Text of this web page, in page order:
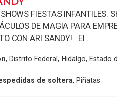
FIESTAS INFANTILES.
DE MAGIA PARA
CON ARI SANDY! El ...
, Distrito Federal, Hidalgo, Estado
de soltera, Piñatas